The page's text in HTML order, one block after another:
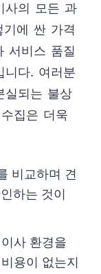
사의 모든 과
기에 싼 가격
서비스 품질
니다. 여러분
실되는 불상
집은 더욱
비교하며 견
하는 것이
사 환경을
용이 없는지